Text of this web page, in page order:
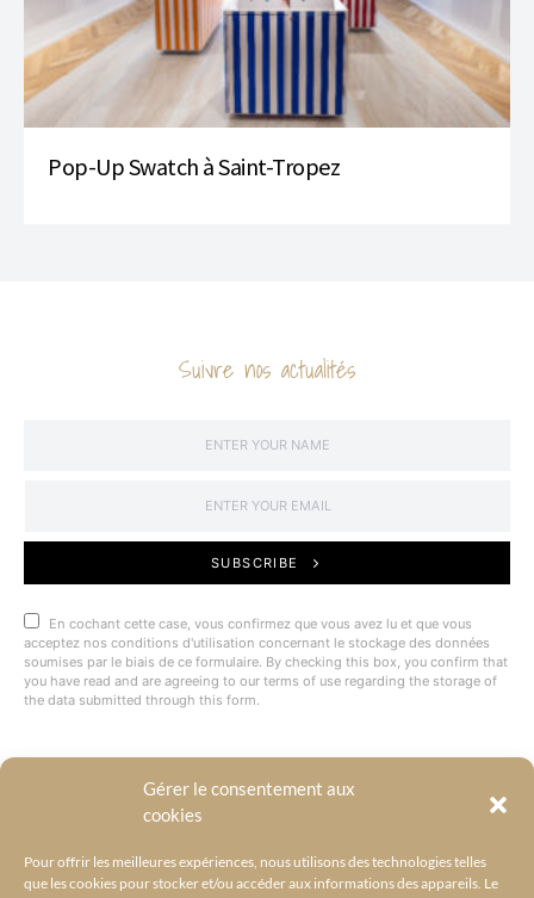
Gérer le consentement aux
cookies
Pour offrir les meilleures expériences, nous utilisons des technologies telles
que les cookies pour stocker et/ou accéder aux informations des appareils. Le
Pop-Up Swatch à Saint-Tropez
Suivre nos actualités
SUBSCRIBE
En cochant cette case, vous confirmez que vous avez lu et que vous
acceptez nos conditions d'utilisation concernant le stockage des données
soumises par le biais de ce formulaire. By checking this box, you confirm that
you have read and are agreeing to our terms of use regarding the storage of
the data submitted through this form.
@BYRACKEL